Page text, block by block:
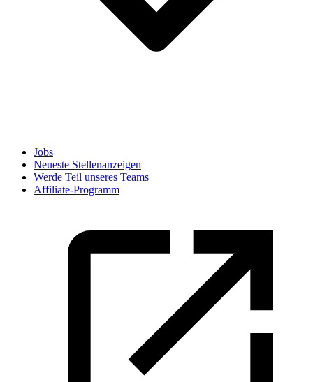
Jobs
Neueste Stellenanzeigen
Werde Teil unseres Teams
Affiliate-Programm